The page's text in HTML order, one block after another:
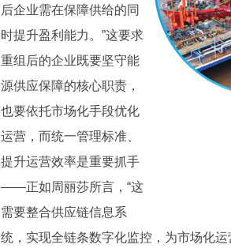
后企业需在保障供给的同
时提升盈利能力。”这要求
重组后的企业既要坚守能
源供应保障的核心职责，
也要依托市场化手段优化
运营，而统一管理标准、
提升运营效率是重要抓手
——正如周丽莎所言，“这
需要整合供应链信息系
统，实现全链条数字化监控，为市场化运